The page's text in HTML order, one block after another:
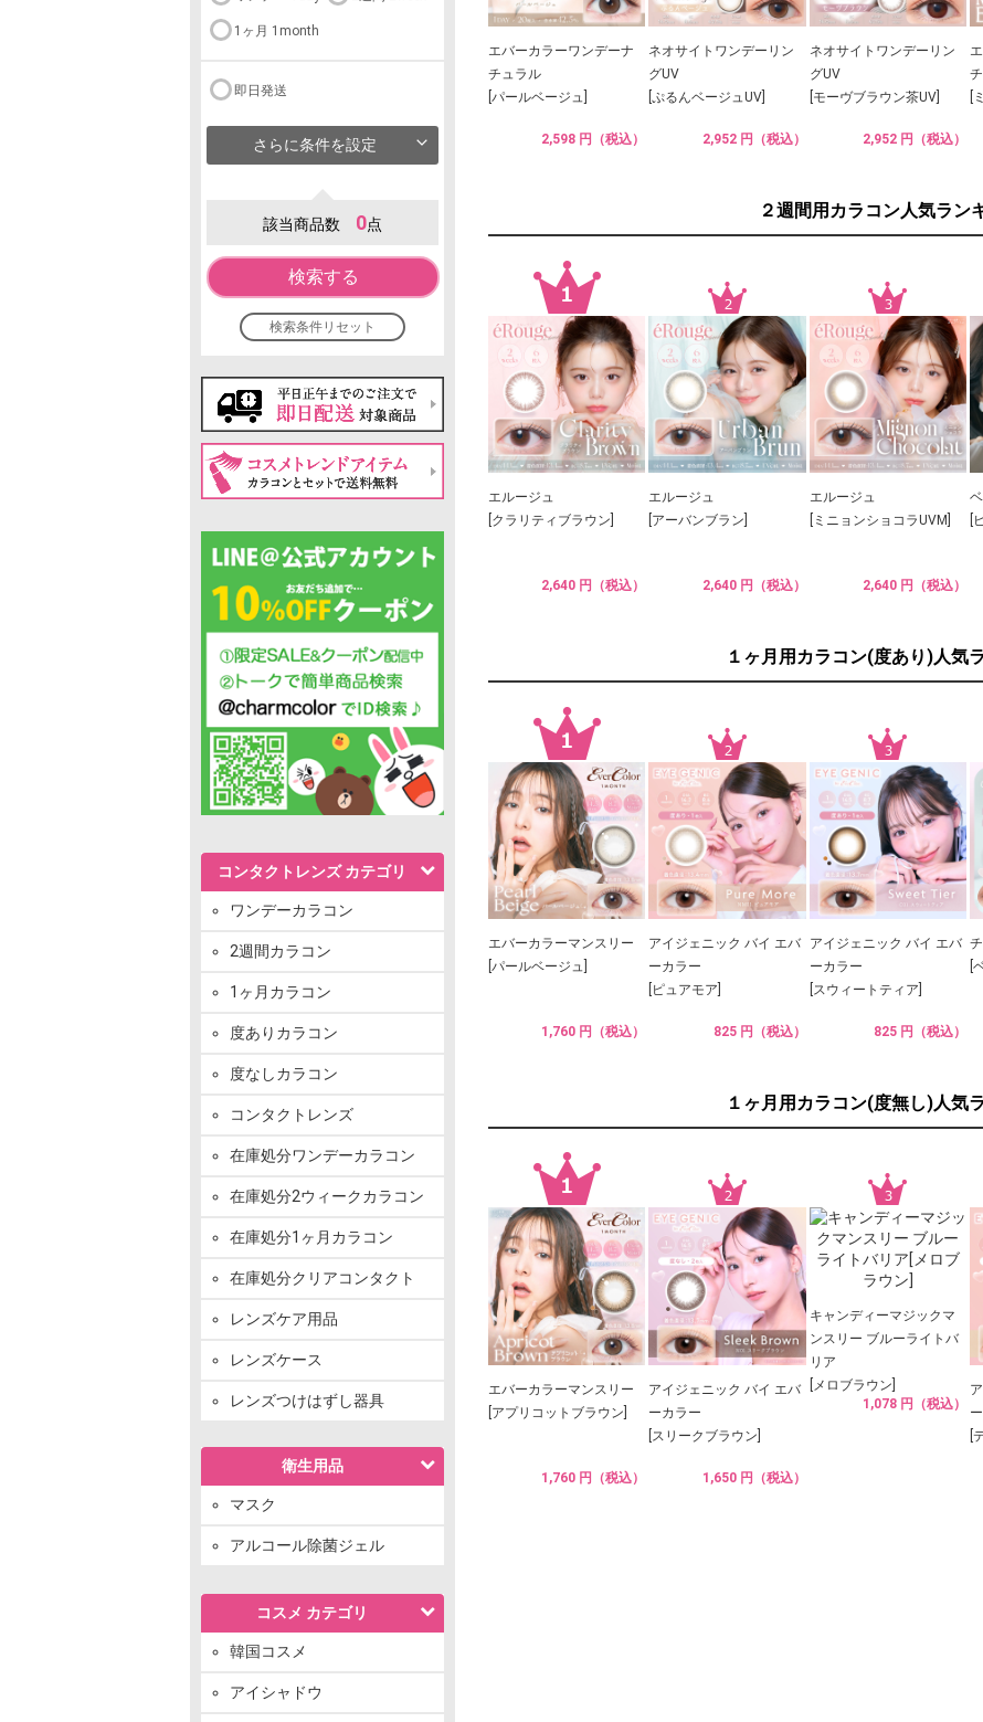
1ヶ月 1month
即日発送
さらに条件を設定
該当商品数 0点
検索する
検索条件リセット
コンタクトレンズ カテゴリ
ワンデーカラコン
2週間カラコン
1ヶ月カラコン
度ありカラコン
度なしカラコン
コンタクトレンズ
在庫処分ワンデーカラコン
在庫処分2ウィークカラコン
在庫処分1ヶ月カラコン
在庫処分クリアコンタクト
レンズケア用品
レンズケース
レンズつけはずし器具
衛生用品
マスク
アルコール除菌ジェル
コスメ カテゴリ
韓国コスメ
アイシャドウ
エバーカラーワンデーナ
チュラル
[パールベージュ]
2,598 円（税込）
ネオサイトワンデーリン
グUV
[ぷるんベージュUV]
2,952 円（税込）
ネオサイトワンデーリン
グUV
[モーヴブラウン茶UV]
2,952 円（税込）
[
２週間用カラコン人気ラン
エルージュ
[クラリティブラウン]
2,640 円（税込）
エルージュ
[アーバンブラン]
2,640 円（税込）
エルージュ
[ミニョンショコラUVM]
2,640 円（税込）
[
１ヶ月用カラコン(度あり)人気
エバーカラーマンスリー
[パールベージュ]
1,760 円（税込）
アイジェニック バイ エバ
ーカラー
[ピュアモア]
825 円（税込）
アイジェニック バイ エバ
ーカラー
[スウィートティア]
825 円（税込）
[
１ヶ月用カラコン(度無し)人気
エバーカラーマンスリー
[アプリコットブラウン]
1,760 円（税込）
アイジェニック バイ エバ
ーカラー
[スリークブラウン]
1,650 円（税込）
キャンディーマジックマ
ンスリー ブルーライトバ
リア
[メロブラウン]
1,078 円（税込）
[